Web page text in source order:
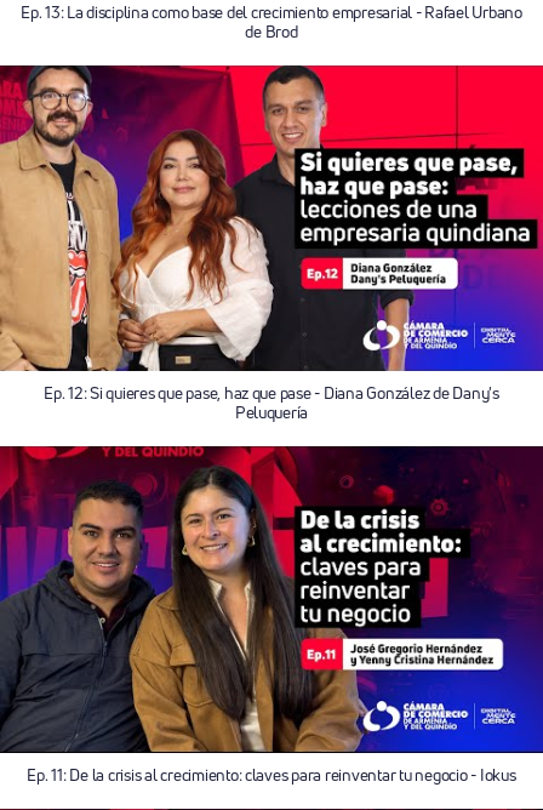
Ep. 13: La disciplina como base del crecimiento empresarial - Rafael Urbano
de Brod
Ep. 12: Si quieres que pase, haz que pase - Diana González de Dany's
Peluquería
Ep. 11: De la crisis al crecimiento: claves para reinventar tu negocio - Iokus